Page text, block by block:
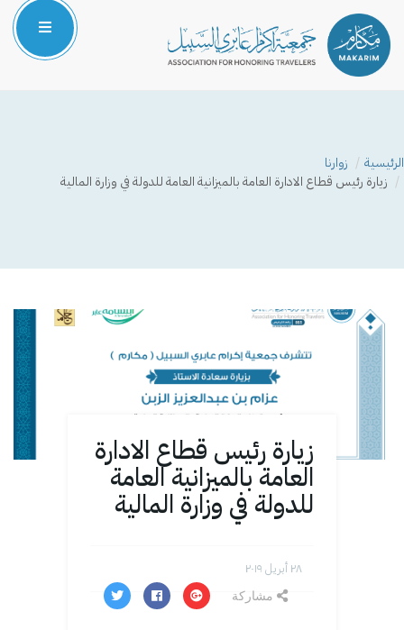
المركز الإعلامي
صوتك مسموع
الرئيسية
زوارنا
زيارة رئيس قطاع الادارة العامة بالميزانية العامة للدولة في وزارة المالية
زيارة رئيس قطاع الادارة
العامة بالميزانية العامة
للدولة في وزارة المالية
مشاركة